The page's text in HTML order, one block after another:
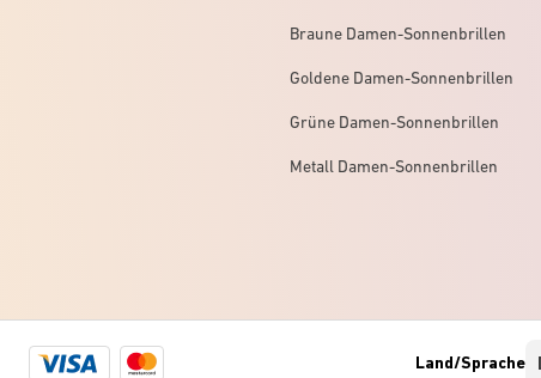
Braune Damen-Sonnenbrillen
Goldene Damen-Sonnenbrillen
Grüne Damen-Sonnenbrillen
Metall Damen-Sonnenbrillen
Visa
Mastercard
Land/Sprache